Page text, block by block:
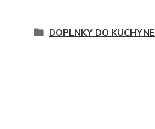
DOPLNKY DO KUCHYNE